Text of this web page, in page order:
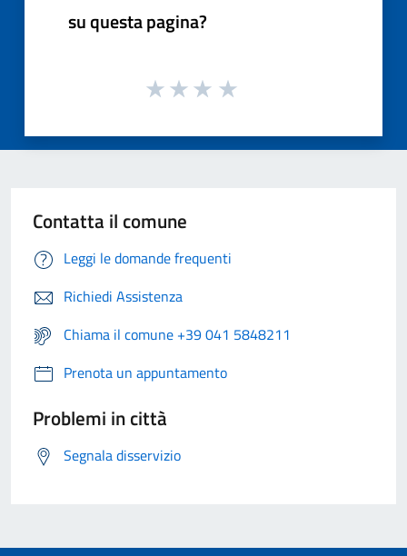
su questa pagina?
Contatta il comune
Leggi le domande frequenti
Richiedi Assistenza
Chiama il comune +39 041 5848211
Prenota un appuntamento
Problemi in città
Segnala disservizio